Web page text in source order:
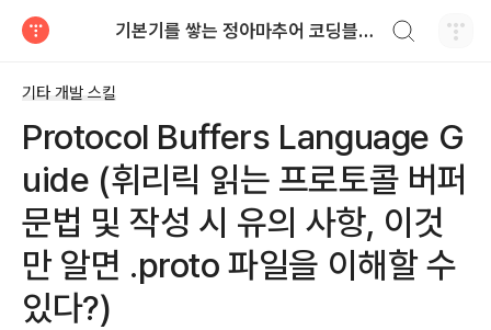
기본기를 쌓는 정아마추어 코딩블로그
기타 개발 스킬
Protocol Buffers Language G
uide (휘리릭 읽는 프로토콜 버퍼
문법 및 작성 시 유의 사항, 이것
만 알면 .proto 파일을 이해할 수
있다?)